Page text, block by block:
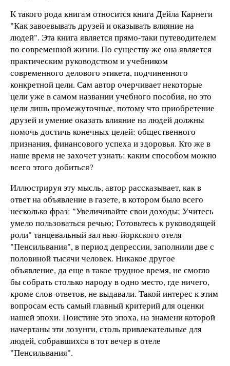
К такого рода книгам относится книга Дейла Карнеги
"Как завоевывать друзей и оказывать влияние на
людей". Эта книга является прямо-таки путеводителем
по современной жизни. По существу же она является
практическим руководством и учебником
современного делового этикета, подчиненного
конкретной цели. Сам автор очерчивает некоторые
цели уже в самом названии учебного пособия, но это
цели лишь промежуточные, потому что приобретение
друзей и умение оказать влияние на людей должны
помочь достичь конечных целей: общественного
признания, финансового успеха и здоровья. Кто же в
наше время не захочет узнать: каким способом можно
всего этого добиться?
Иллюстрируя эту мысль, автор рассказывает, как в
ответ на объявление в газете, в котором было всего
несколько фраз: "Увеличивайте свои доходы; Учитесь
умело пользоваться речью; Готовьтесь к руководящей
роли" танцевальный зал нью-йоркского отеля
"Пенсильвания", в период депрессии, заполнили две с
половиной тысячи человек. Никакое другое
объявление, да еще в такое трудное время, не смогло
бы собрать столько народу в одно место, где ничего,
кроме слов-ответов, не выдавали. Такой интерес к этим
вопросам есть самый главный критерий для оценки
нашей эпохи. Поистине это эпоха, на знамени которой
начертаны эти лозунги, столь привлекательные для
людей, собравшихся в тот вечер в отеле
"Пенсильвания".